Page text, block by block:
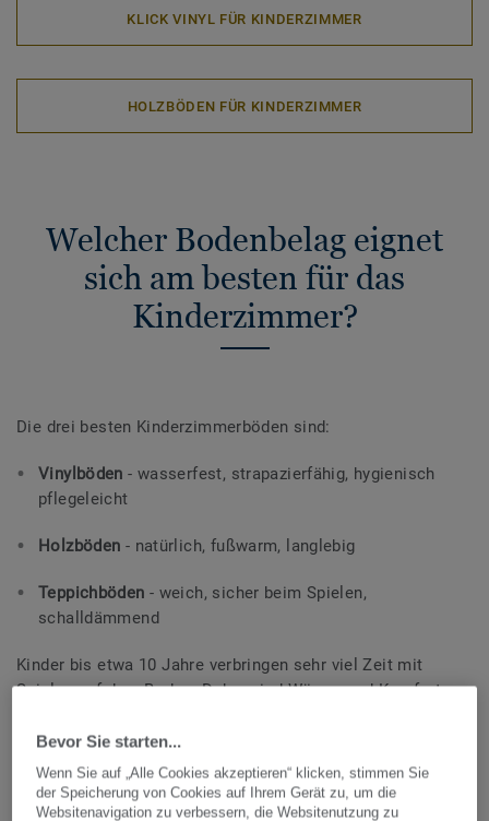
KLICK VINYL FÜR KINDERZIMMER
HOLZBÖDEN FÜR KINDERZIMMER
Welcher Bodenbelag eignet
sich am besten für das
Kinderzimmer?
Die drei besten Kinderzimmerböden sind:
Vinylböden- wasserfest, strapazierfähig, hygienisch
pflegeleicht
Holzböden - natürlich, fußwarm, langlebig
Teppichböden - weich, sicher beim Spielen,
schalldämmend
Kinder bis etwa 10 Jahre verbringen sehr viel Zeit mit
Spielen auf dem Boden. Daher sind Wärme und Komfort
langlebig und leicht zu reinigen sein, denn Flecken auf dem
Boden sind keine Seltenheit.
Der Schlüssel liegt darin, einen Bodenbelag zu finden, der
Bevor Sie starten...
Wenn Sie auf „Alle Cookies akzeptieren“ klicken, stimmen Sie
der Speicherung von Cookies auf Ihrem Gerät zu, um die
Websitenavigation zu verbessern, die Websitenutzung zu